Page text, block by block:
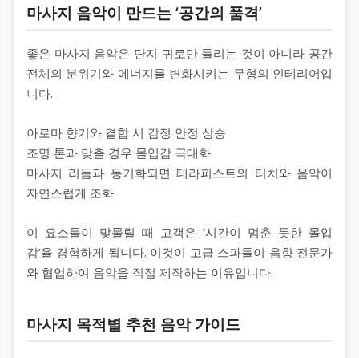
마사지 음악이 만드는 ‘공간의 품격’
좋은 마사지 음악은 단지 귀로만 들리는 것이 아니라 공간
전체의 분위기와 에너지를 변화시키는 무형의 인테리어입
니다.
아로마 향기와 결합 시 감정 안정 상승
조명 톤과 맞출 경우 몰입감 극대화
마사지 리듬과 동기화되면 테라피스트의 터치와 음악이
자연스럽게 조화
이 요소들이 맞물릴 때 고객은 ‘시간이 멈춘 듯한 몰입
감’을 경험하게 됩니다. 이것이 고급 스파들이 음향 전문가
와 협업하여 음악을 직접 제작하는 이유입니다.
마사지 목적별 추천 음악 가이드